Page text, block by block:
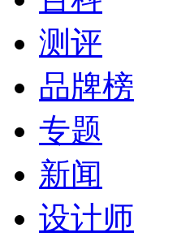
测评
品牌榜
专题
新闻
设计师